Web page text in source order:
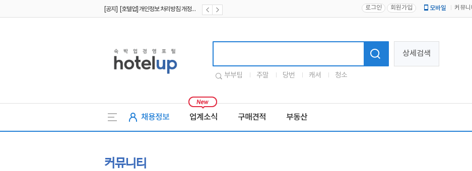
[공지] [호텔업] 개인정보 처리방침 개정본2 (19.09.02) 로그인 회원가입 모바일 커뮤니
상세검색
부부팀 주말 당번 캐셔 청소
채용정보 업계소식 구매견적 부동산
커뮤니티